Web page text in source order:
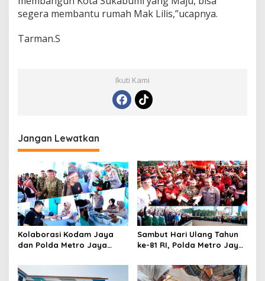
segera membantu rumah Mak Lilis,”ucapnya.‎‎
Tarman.S‎
Ikuti Kami
Jangan Lewatkan
Kolaborasi Kodam Jaya
dan Polda Metro Jaya
Sambut Hari Ulang Tahun
ke-81 RI, Polda Metro Jaya